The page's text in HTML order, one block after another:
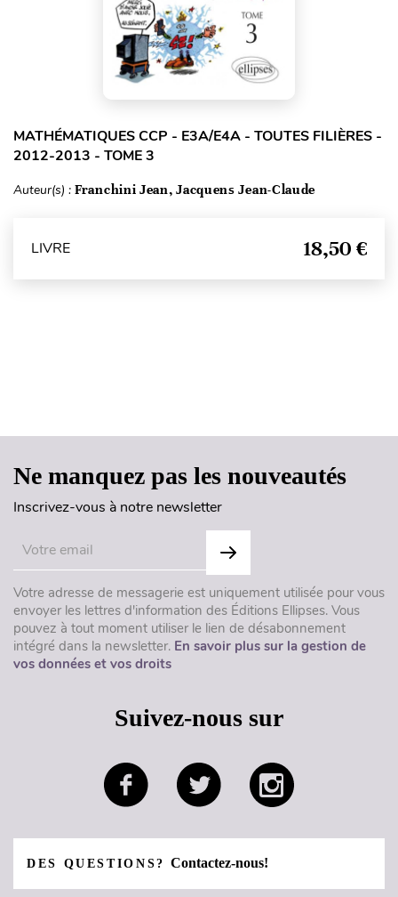
MATHÉMATIQUES CCP - E3A/E4A - TOUTES FILIÈRES -
2012-2013 - TOME 3
Auteur(s) : Franchini Jean, Jacquens Jean-Claude
LIVRE 18,50 €
Ne manquez pas les nouveautés
Inscrivez-vous à notre newsletter
Votre adresse de messagerie est uniquement utilisée pour vous
envoyer les lettres d'information des Éditions Ellipses. Vous
pouvez à tout moment utiliser le lien de désabonnement
intégré dans la newsletter. En savoir plus sur la gestion de
vos données et vos droits
Suivez-nous sur
DES QUESTIONS?Contactez-nous!